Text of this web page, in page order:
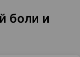
боли и